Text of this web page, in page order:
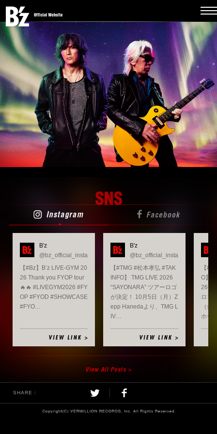
B'z
@bz_official_insta
【#Bz】B’z LIVE-GYM 20
26 Thank you FYOP tour
🔥🔥 #LIVEGYM2026 #FY
OP #FYOD #SHOWCASE
#FYO…
B'z
@bz_official_insta
【#TMG #松本孝弘 #TAK
INFO】 TMG LIVE 2026
“SAYONARA” ツアーロゴ
が決定！ 10月5日（月）Z
epp Hanedaより、TMG L
IV…
【#
O】
26-
ロゴ
（金
ホー
SHARE：